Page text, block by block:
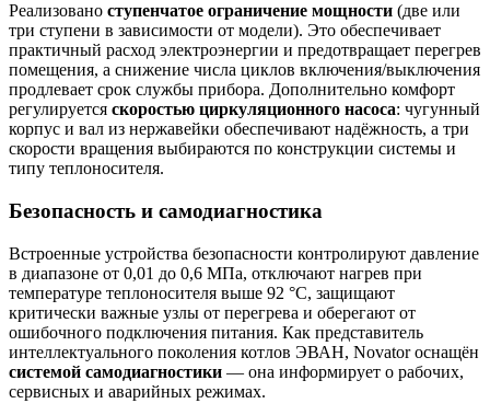
Реализовано ступенчатое ограничение мощности (две или
три ступени в зависимости от модели). Это обеспечивает
практичный расход электроэнергии и предотвращает перегрев
помещения, а снижение числа циклов включения/выключения
продлевает срок службы прибора. Дополнительно комфорт
регулируется скоростью циркуляционного насоса: чугунный
корпус и вал из нержавейки обеспечивают надёжность, а три
скорости вращения выбираются по конструкции системы и
типу теплоносителя.
Безопасность и самодиагностика
Встроенные устройства безопасности контролируют давление
в диапазоне от 0,01 до 0,6 МПа, отключают нагрев при
температуре теплоносителя выше 92 °С, защищают
критически важные узлы от перегрева и оберегают от
ошибочного подключения питания. Как представитель
интеллектуального поколения котлов ЭВАН, Novator оснащён
системой самодиагностики — она информирует о рабочих,
сервисных и аварийных режимах.